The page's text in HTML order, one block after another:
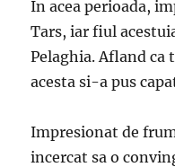
In acea perioada,
Tars, iar fiul
Pelaghia. Afland ca
acesta si-a pus
Impresionat de
incercat sa o